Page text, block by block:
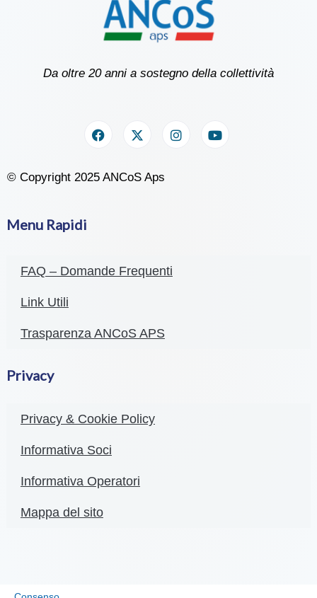
Da oltre 20 anni a sostegno della collettività
© Copyright 2025 ANCoS Aps
Menu Rapidi
FAQ – Domande Frequenti
Link Utili
Trasparenza ANCoS APS
Privacy
Privacy & Cookie Policy
Informativa Soci
Informativa Operatori
Mappa del sito